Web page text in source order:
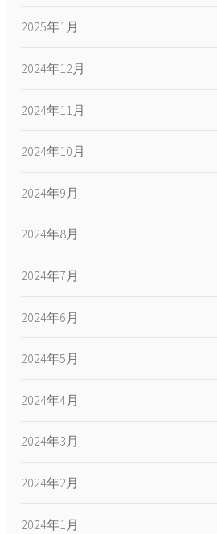
2025年1月
2024年12月
2024年11月
2024年10月
2024年9月
2024年8月
2024年7月
2024年6月
2024年5月
2024年4月
2024年3月
2024年2月
2024年1月